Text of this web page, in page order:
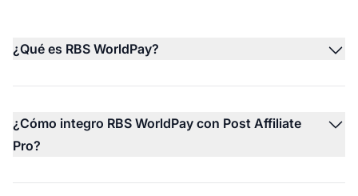
¿Qué es RBS WorldPay?
¿Cómo integro RBS WorldPay con Post Affiliate
Pro?